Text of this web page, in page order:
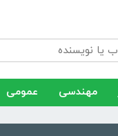
مهندسی عمومی